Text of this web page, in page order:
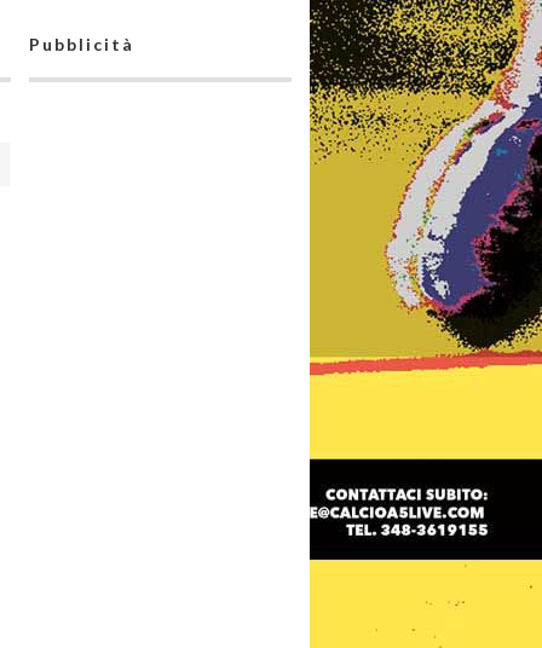
Pubblicità